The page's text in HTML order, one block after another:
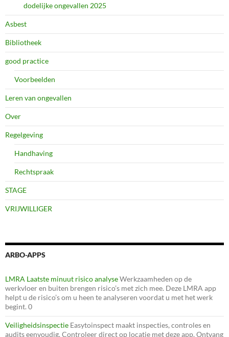
dodelijke ongevallen 2025
Asbest
Bibliotheek
good practice
Voorbeelden
Leren van ongevallen
Over
Regelgeving
Handhaving
Rechtspraak
STAGE
VRIJWILLIGER
ARBO-APPS
LMRA Laatste minuut risico analyseWerkzaamheden op de
werkvloer en buiten brengen risico’s met zich mee. Deze LMRA app
helpt u de risico’s om u heen te analyseren voordat u met het werk
begint. 0
Veiligheidsinspectie Easytoinspect maakt inspecties, controles en
audits eenvoudig. Controleer direct op locatie met deze app. Ontvang